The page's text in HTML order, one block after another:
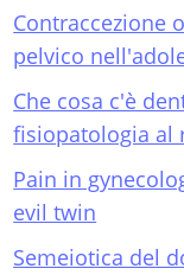
Contraccezione
pelvico
Che cosa c'è
fisiopatologia al
Pain in
evil twin
Semeiotica del